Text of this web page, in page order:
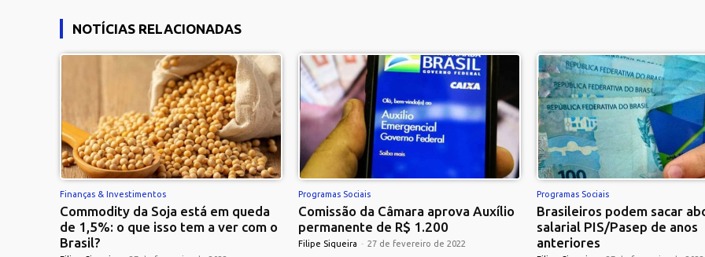
NOTÍCIAS RELACIONADAS
Finanças & Investimentos
Commodity da Soja está em queda
de 1,5%: o que isso tem a ver com o
Brasil?
Programas Sociais
Comissão da Câmara aprova Auxílio
permanente de R$ 1.200
Filipe Siqueira - 27 de fevereiro de 2022
Programas Sociais
Brasileiros podem sacar
salarial PIS/Pasep de anos
anteriores